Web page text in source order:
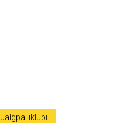
Jalgpalliklubi